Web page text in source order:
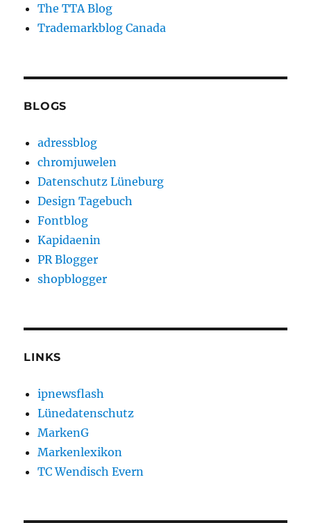
The TTA Blog
Trademarkblog Canada
BLOGS
adressblog
chromjuwelen
Datenschutz Lüneburg
Design Tagebuch
Fontblog
Kapidaenin
PR Blogger
shopblogger
LINKS
ipnewsflash
Lünedatenschutz
MarkenG
Markenlexikon
TC Wendisch Evern